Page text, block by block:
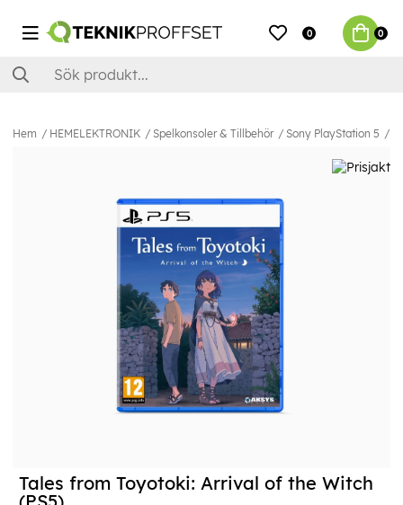
0 0
Hem HEMELEKTRONIK Spelkonsoler & Tillbehör Sony PlayStation 5
Tales from Toyotoki: Arrival of the Witch